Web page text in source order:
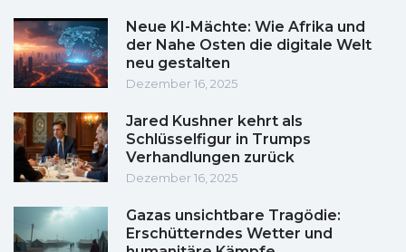
Neue KI-Mächte: Wie Afrika und
der Nahe Osten die digitale Welt
neu gestalten
Dezember 16, 2025
Jared Kushner kehrt als
Schlüsselfigur in Trumps
Verhandlungen zurück
Dezember 16, 2025
Gazas unsichtbare Tragödie:
Erschütterndes Wetter und